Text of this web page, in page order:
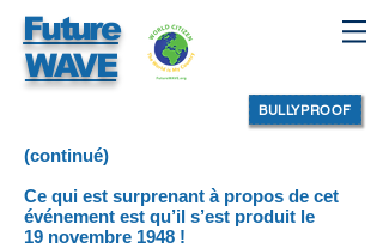
Future
WAVE
BULLYPROOF
(continué)
Ce qui est surprenant à propos de cet
événement est qu’il s’est produit le
19 novembre 1948 !